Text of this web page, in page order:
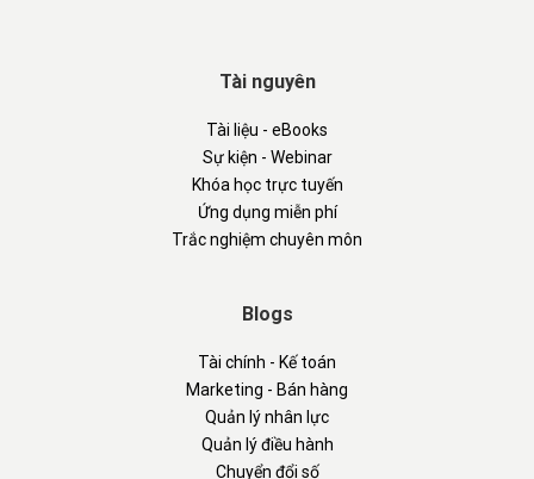
Tài nguyên
Tài liệu - eBooks
Sự kiện - Webinar
Khóa học trực tuyến
Ứng dụng miễn phí
Trắc nghiệm chuyên môn
Blogs
Tài chính - Kế toán
Marketing - Bán hàng
Quản lý nhân lực
Quản lý điều hành
Chuyển đổi số